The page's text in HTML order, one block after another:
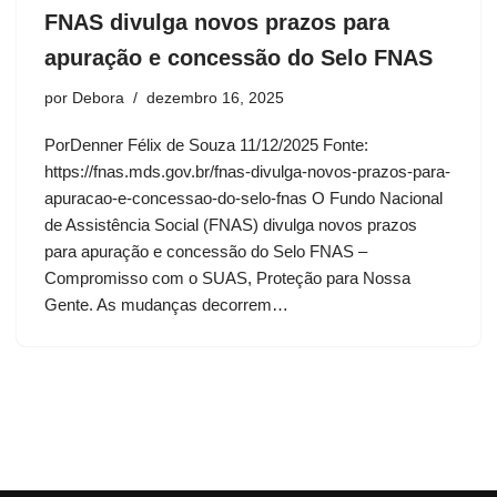
FNAS divulga novos prazos para
apuração e concessão do Selo FNAS
por Debora dezembro 16, 2025
PorDenner Félix de Souza 11/12/2025 Fonte:
https://fnas.mds.gov.br/fnas-divulga-novos-prazos-para-
apuracao-e-concessao-do-selo-fnas O Fundo Nacional
de Assistência Social (FNAS) divulga novos prazos
para apuração e concessão do Selo FNAS –
Compromisso com o SUAS, Proteção para Nossa
Gente. As mudanças decorrem…